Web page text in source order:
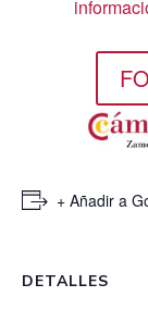
+ Añadir a
DETALLES